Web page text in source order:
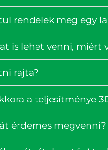
rendelek meg egy
is lehet venni, miért
rajta?
a teljesítménye
érdemes megvenni?